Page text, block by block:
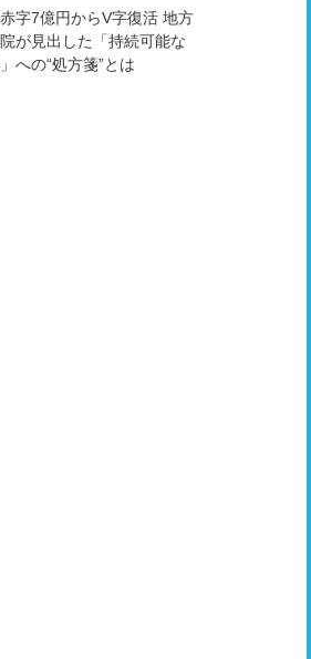
字7億円からV字復活 地方
が見出した「持続可能な
への“処方箋”とは